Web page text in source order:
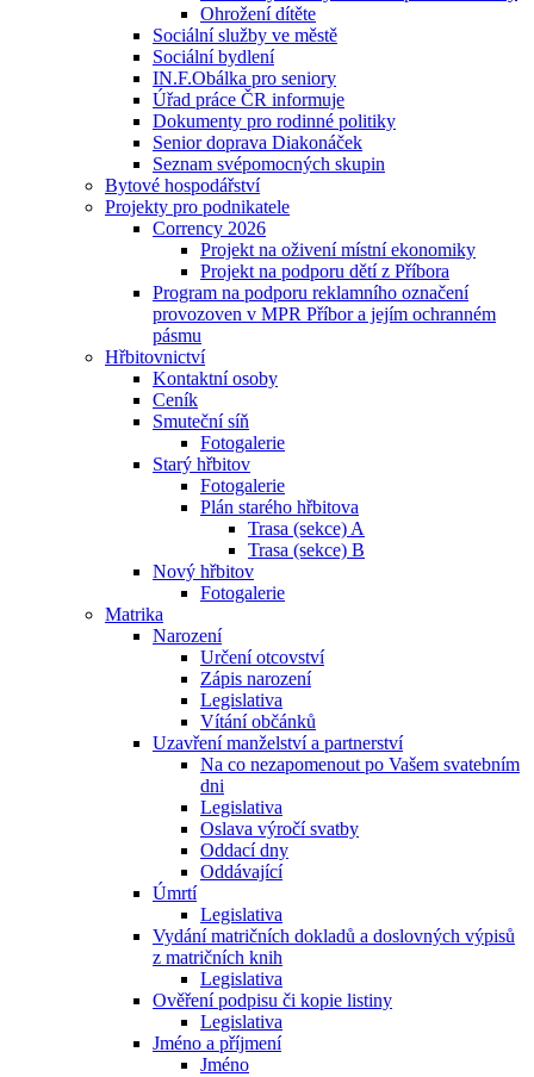
Ohrožení dítěte
Sociální služby ve městě
Sociální bydlení
IN.F.Obálka pro seniory
Úřad práce ČR informuje
Dokumenty pro rodinné politiky
Senior doprava Diakonáček
Seznam svépomocných skupin
Bytové hospodářství
Projekty pro podnikatele
Corrency 2026
Projekt na oživení místní ekonomiky
Projekt na podporu dětí z Příbora
Program na podporu reklamního označení
provozoven v MPR Příbor a jejím ochranném
pásmu
Hřbitovnictví
Kontaktní osoby
Ceník
Smuteční síň
Fotogalerie
Starý hřbitov
Fotogalerie
Plán starého hřbitova
Trasa (sekce) A
Trasa (sekce) B
Nový hřbitov
Fotogalerie
Matrika
Narození
Určení otcovství
Zápis narození
Legislativa
Vítání občánků
Uzavření manželství a partnerství
Na co nezapomenout po Vašem svatebním
dni
Legislativa
Oslava výročí svatby
Oddací dny
Oddávající
Úmrtí
Legislativa
Vydání matričních dokladů a doslovných výpisů
z matričních knih
Legislativa
Ověření podpisu či kopie listiny
Legislativa
Jméno a příjmení
Jméno